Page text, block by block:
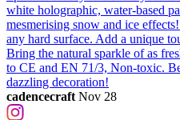
cadencecraft Nov 28